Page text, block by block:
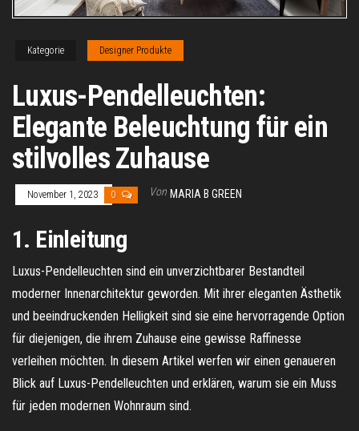
Kategorie Designer Produkte
Luxus-Pendelleuchten:
Elegante Beleuchtung für ein
stilvolles Zuhause
November 1, 2023 0 Von MARIA B GREEN
1. Einleitung
Luxus-Pendelleuchten sind ein unverzichtbarer Bestandteil
moderner Innenarchitektur geworden. Mit ihrer eleganten Ästhetik
und beeindruckenden Helligkeit sind sie eine hervorragende Option
für diejenigen, die ihrem Zuhause eine gewisse Raffinesse
verleihen möchten. In diesem Artikel werfen wir einen genaueren
Blick auf Luxus-Pendelleuchten und erklären, warum sie ein Muss
für jeden modernen Wohnraum sind.